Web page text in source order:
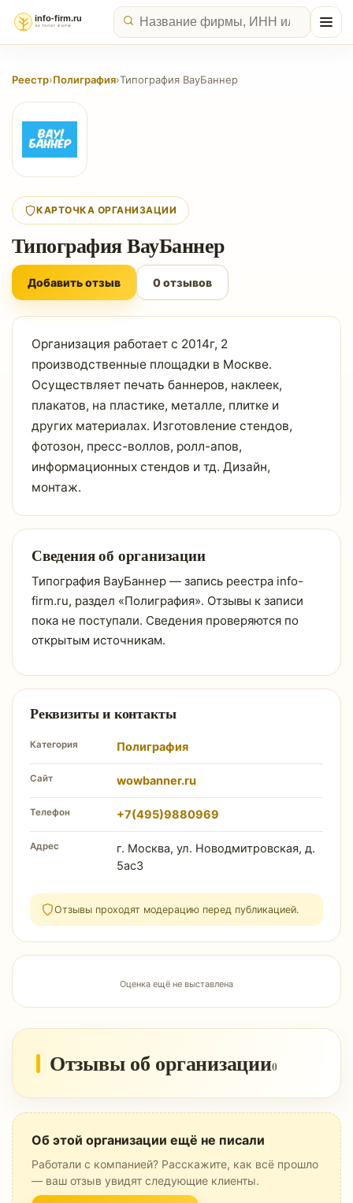
Реестр›Полиграфия›Типография ВауБаннер
КАРТОЧКА ОРГАНИЗАЦИИ
Типография ВауБаннер
Добавить отзыв 0 отзывов
Организация работает с 2014г, 2
производственные площадки в Москве.
Осуществляет печать баннеров, наклеек,
плакатов, на пластике, металле, плитке и
других материалах. Изготовление стендов,
фотозон, пресс-воллов, ролл-апов,
информационных стендов и тд. Дизайн,
монтаж.
Сведения об организации
Типография ВауБаннер — запись реестра info-
firm.ru, раздел «Полиграфия». Отзывы к записи
пока не поступали. Сведения проверяются по
открытым источникам.
Реквизиты и контакты
Категория Полиграфия
Сайт wowbanner.ru
Телефон +7(495)9880969
Адрес
г. Москва, ул. Новодмитровская, д.
5ас3
Отзывы проходят модерацию перед публикацией.
Оценка ещё не выставлена
Отзывы об организации0
Об этой организации ещё не писали
Работали с компанией? Расскажите, как всё прошло
— ваш отзыв увидят следующие клиенты.